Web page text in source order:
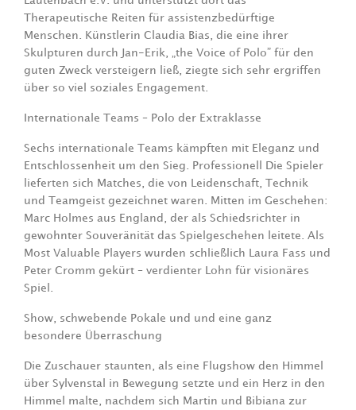
Therapeutische Reiten für assistenzbedürftige
Menschen. Künstlerin Claudia Bias, die eine ihrer
Skulpturen durch Jan-Erik, „the Voice of Polo” für den
guten Zweck versteigern ließ, ziegte sich sehr ergriffen
über so viel soziales Engagement.
Internationale Teams – Polo der Extraklasse
Sechs internationale Teams kämpften mit Eleganz und
Entschlossenheit um den Sieg. Professionell Die Spieler
lieferten sich Matches, die von Leidenschaft, Technik
und Teamgeist gezeichnet waren. Mitten im Geschehen:
Marc Holmes aus England, der als Schiedsrichter in
gewohnter Souveränität das Spielgeschehen leitete. Als
Most Valuable Players wurden schließlich Laura Fass und
Peter Cromm gekürt – verdienter Lohn für visionäres
Spiel.
Show, schwebende Pokale und und eine ganz
besondere Überraschung
Die Zuschauer staunten, als eine Flugshow den Himmel
über Sylvenstal in Bewegung setzte und ein Herz in den
Himmel malte, nachdem sich Martin und Bibiana zur